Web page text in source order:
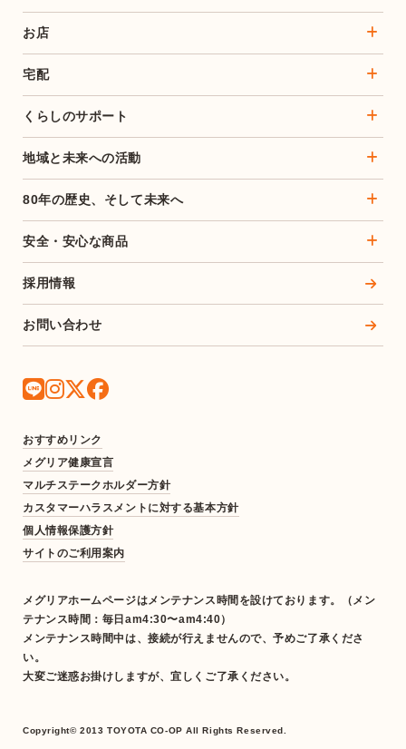
お店
宅配
くらしのサポート
地域と未来への活動
80年の歴史、そして未来へ
安全・安心な商品
採用情報
お問い合わせ
おすすめリンク
メグリア健康宣言
マルチステークホルダー方針
カスタマーハラスメントに対する基本方針
個人情報保護方針
サイトのご利用案内
メグリアホームページはメンテナンス時間を設けております。（メン
テナンス時間：毎日am4:30〜am4:40）
メンテナンス時間中は、接続が行えませんので、予めご了承くださ
い。
大変ご迷惑お掛けしますが、宜しくご了承ください。
Copyright© 2013 TOYOTA CO-OP All Rights Reserved.